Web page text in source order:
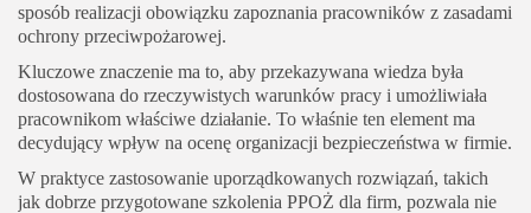
sposób realizacji obowiązku zapoznania pracowników z zasadami
ochrony przeciwpożarowej.
Kluczowe znaczenie ma to, aby przekazywana wiedza była
dostosowana do rzeczywistych warunków pracy i umożliwiała
pracownikom właściwe działanie. To właśnie ten element ma
decydujący wpływ na ocenę organizacji bezpieczeństwa w firmie.
W praktyce zastosowanie uporządkowanych rozwiązań, takich
jak dobrze przygotowane szkolenia PPOŻ dla firm, pozwala nie